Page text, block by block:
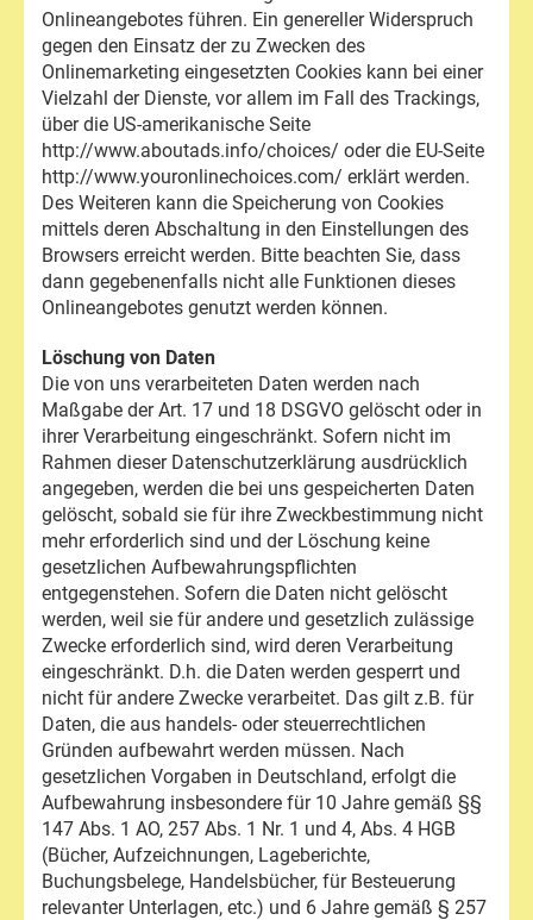
Onlineangebotes führen. Ein genereller Widerspruch
gegen den Einsatz der zu Zwecken des
Onlinemarketing eingesetzten Cookies kann bei einer
Vielzahl der Dienste, vor allem im Fall des Trackings,
über die US-amerikanische Seite
http://www.aboutads.info/choices/ oder die EU-Seite
http://www.youronlinechoices.com/ erklärt werden.
Des Weiteren kann die Speicherung von Cookies
mittels deren Abschaltung in den Einstellungen des
Browsers erreicht werden. Bitte beachten Sie, dass
dann gegebenenfalls nicht alle Funktionen dieses
Onlineangebotes genutzt werden können.
Löschung von Daten
Die von uns verarbeiteten Daten werden nach
Maßgabe der Art. 17 und 18 DSGVO gelöscht oder in
ihrer Verarbeitung eingeschränkt. Sofern nicht im
Rahmen dieser Datenschutzerklärung ausdrücklich
angegeben, werden die bei uns gespeicherten Daten
gelöscht, sobald sie für ihre Zweckbestimmung nicht
mehr erforderlich sind und der Löschung keine
gesetzlichen Aufbewahrungspflichten
entgegenstehen. Sofern die Daten nicht gelöscht
werden, weil sie für andere und gesetzlich zulässige
Zwecke erforderlich sind, wird deren Verarbeitung
eingeschränkt. D.h. die Daten werden gesperrt und
nicht für andere Zwecke verarbeitet. Das gilt z.B. für
Daten, die aus handels- oder steuerrechtlichen
Gründen aufbewahrt werden müssen. Nach
gesetzlichen Vorgaben in Deutschland, erfolgt die
Aufbewahrung insbesondere für 10 Jahre gemäß §§
147 Abs. 1 AO, 257 Abs. 1 Nr. 1 und 4, Abs. 4 HGB
(Bücher, Aufzeichnungen, Lageberichte,
Buchungsbelege, Handelsbücher, für Besteuerung
relevanter Unterlagen, etc.) und 6 Jahre gemäß § 257